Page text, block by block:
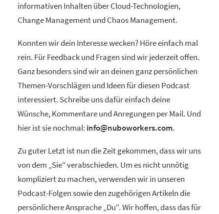
informativen Inhalten über Cloud-Technologien,
Change Management und Chaos Management.
Konnten wir dein Interesse wecken? Höre einfach mal
rein. Für Feedback und Fragen sind wir jederzeit offen.
Ganz besonders sind wir an deinen ganz persönlichen
Themen-Vorschlägen und Ideen für diesen Podcast
interessiert. Schreibe uns dafür einfach deine
Wünsche, Kommentare und Anregungen per Mail. Und
hier ist sie nochmal: info@nuboworkers.com.
Zu guter Letzt ist nun die Zeit gekommen, dass wir uns
von dem „Sie“ verabschieden. Um es nicht unnötig
kompliziert zu machen, verwenden wir in unseren
Podcast-Folgen sowie den zugehörigen Artikeln die
persönlichere Ansprache „Du“. Wir hoffen, dass das für